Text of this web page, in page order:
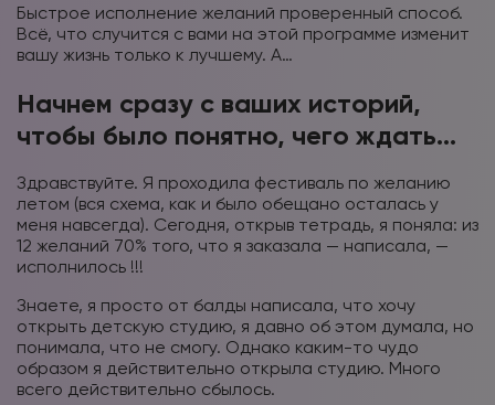
Быстрое исполнение желаний проверенный способ.
Всё, что случится с вами на этой программе изменит
вашу жизнь только к лучшему. А…
Начнем сразу с ваших историй,
чтобы было понятно, чего ждать…
Здравствуйте. Я проходила фестиваль по желанию
летом (вся схема, как и было обещано осталась у
меня навсегда). Сегодня, открыв тетрадь, я поняла: из
12 желаний 70% того, что я заказала — написала, —
исполнилось !!!
Знаете, я просто от балды написала, что хочу
открыть детскую студию, я давно об этом думала, но
понимала, что не смогу. Однако каким-то чудо
образом я действительно открыла студию. Много
всего действительно сбылось.